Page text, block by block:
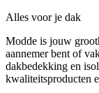
Alles voor je dak
Modde is jouw
aannemer bent of
dakbedekking en
kwaliteitsproducten